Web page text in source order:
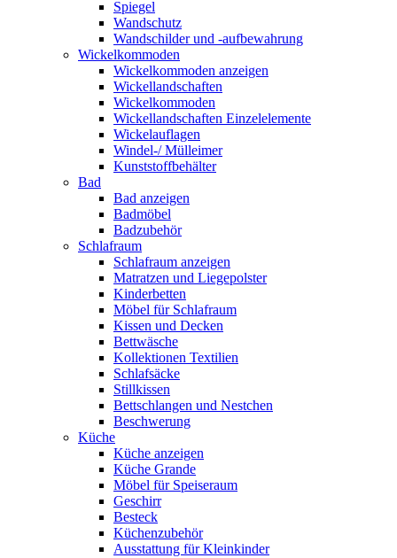
Spiegel
Wandschutz
Wandschilder und -aufbewahrung
Wickelkommoden
Wickelkommoden anzeigen
Wickellandschaften
Wickelkommoden
Wickellandschaften Einzelelemente
Wickelauflagen
Windel-/ Mülleimer
Kunststoffbehälter
Bad
Bad anzeigen
Badmöbel
Badzubehör
Schlafraum
Schlafraum anzeigen
Matratzen und Liegepolster
Kinderbetten
Möbel für Schlafraum
Kissen und Decken
Bettwäsche
Kollektionen Textilien
Schlafsäcke
Stillkissen
Bettschlangen und Nestchen
Beschwerung
Küche
Küche anzeigen
Küche Grande
Möbel für Speiseraum
Geschirr
Besteck
Küchenzubehör
Ausstattung für Kleinkinder